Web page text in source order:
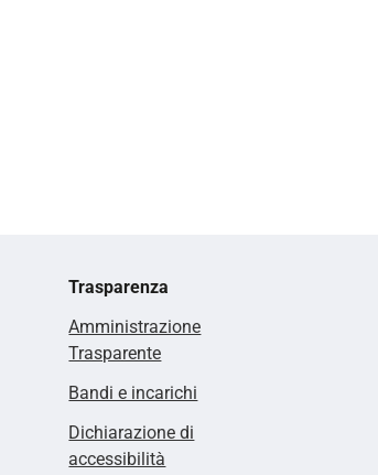
Trasparenza
Amministrazione
Trasparente
Bandi e incarichi
Dichiarazione di
accessibilità